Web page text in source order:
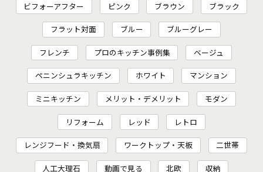
ビフォーアフター ピンク ブラウン ブラック
フラット対面 ブルー ブルーグレー
フレンチ プロのキッチン事例集 ベージュ
ペニンシュラキッチン ホワイト マンション
ミニキッチン メリット・デメリット モダン
リフォーム レッド レトロ
レンジフード・換気扇 ワークトップ・天板 二世帯
人工大理石 動画で見る 北欧 収納